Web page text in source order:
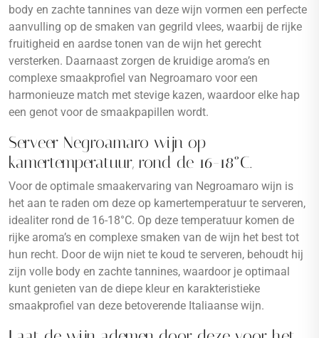
body en zachte tannines van deze wijn vormen een perfecte
aanvulling op de smaken van gegrild vlees, waarbij de rijke
fruitigheid en aardse tonen van de wijn het gerecht
versterken. Daarnaast zorgen de kruidige aroma’s en
complexe smaakprofiel van Negroamaro voor een
harmonieuze match met stevige kazen, waardoor elke hap
een genot voor de smaakpapillen wordt.
Serveer Negroamaro wijn op
kamertemperatuur, rond de 16-18°C.
Voor de optimale smaakervaring van Negroamaro wijn is
het aan te raden om deze op kamertemperatuur te serveren,
idealiter rond de 16-18°C. Op deze temperatuur komen de
rijke aroma’s en complexe smaken van de wijn het best tot
hun recht. Door de wijn niet te koud te serveren, behoudt hij
zijn volle body en zachte tannines, waardoor je optimaal
kunt genieten van de diepe kleur en karakteristieke
smaakprofiel van deze betoverende Italiaanse wijn.